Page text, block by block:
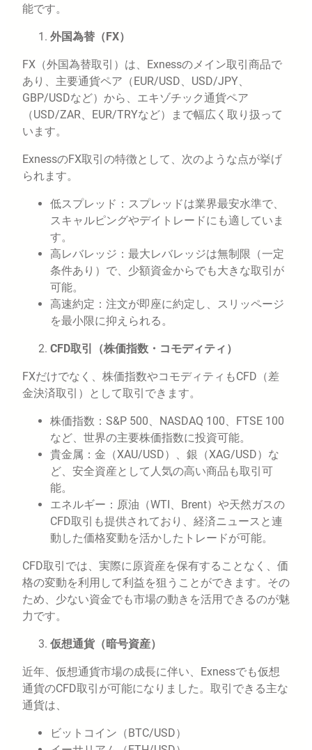
能です。
外国為替（FX）
FX（外国為替取引）は、Exnessのメイン取引商品で
あり、主要通貨ペア（EUR/USD、USD/JPY、
GBP/USDなど）から、エキゾチック通貨ペア
（USD/ZAR、EUR/TRYなど）まで幅広く取り扱って
います。
ExnessのFX取引の特徴として、次のような点が挙げ
られます。
低スプレッド：スプレッドは業界最安水準で、
スキャルピングやデイトレードにも適していま
す。
高レバレッジ：最大レバレッジは無制限（一定
条件あり）で、少額資金からでも大きな取引が
可能。
高速約定：注文が即座に約定し、スリッページ
を最小限に抑えられる。
CFD取引（株価指数・コモディティ）
FXだけでなく、株価指数やコモディティもCFD（差
金決済取引）として取引できます。
株価指数：S&P 500、NASDAQ 100、FTSE 100
など、世界の主要株価指数に投資可能。
貴金属：金（XAU/USD）、銀（XAG/USD）な
ど、安全資産として人気の高い商品も取引可
能。
エネルギー：原油（WTI、Brent）や天然ガスの
CFD取引も提供されており、経済ニュースと連
動した価格変動を活かしたトレードが可能。
CFD取引では、実際に原資産を保有することなく、価
格の変動を利用して利益を狙うことができます。その
ため、少ない資金でも市場の動きを活用できるのが魅
力です。
仮想通貨（暗号資産）
近年、仮想通貨市場の成長に伴い、Exnessでも仮想
通貨のCFD取引が可能になりました。取引できる主な
通貨は、
ビットコイン（BTC/USD）